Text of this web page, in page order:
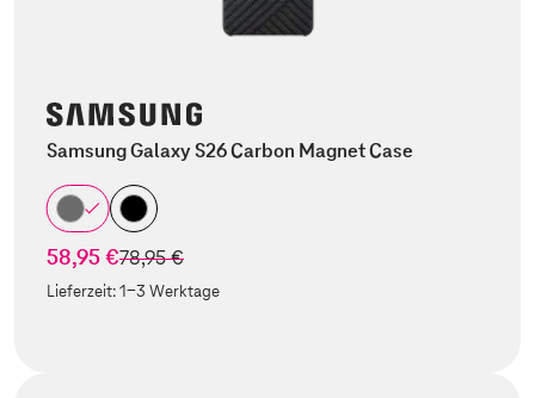
Samsung Galaxy S26 Carbon Magnet Case
58,95 €statt
78,95 €
Lieferzeit:1-3 Werktage